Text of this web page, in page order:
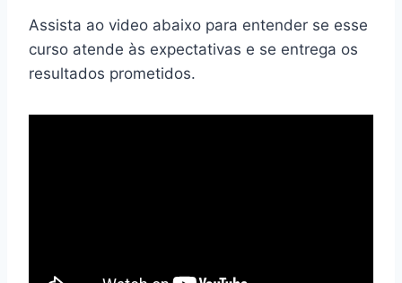
Assista ao video abaixo para entender se esse
curso atende às expectativas e se entrega os
resultados prometidos.